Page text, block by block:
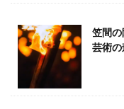
笠間
芸術